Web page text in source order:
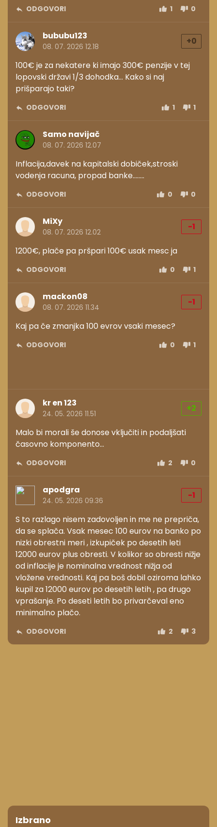
ODGOVORI 1 0
bububu123
08. 07. 2026 12.18
+0
100€ je za nekatere ki imajo 300€ penzije v tej
lopovski državi 1/3 dohodka... Kako si naj
prišparajo taki?
ODGOVORI 1 1
Samo navijač
08. 07. 2026 12.07
Inflacija,davek na kapitalski dobiček,stroski
vodenja racuna, propad banke........
ODGOVORI 0 0
MiXy
08. 07. 2026 12.02
-1
1200€, plače pa pršpari 100€ usak mesc ja
ODGOVORI 0 1
mackon08
08. 07. 2026 11.34
-1
Kaj pa če zmanjka 100 evrov vsaki mesec?
ODGOVORI 0 1
kr en 123
24. 05. 2026 11.51
+2
Malo bi morali še donose vključiti in podaljšati
časovno komponento...
ODGOVORI 2 0
apodgra
24. 05. 2026 09.36
-1
S to razlago nisem zadovoljen in me ne prepriča,
da se splača. Vsak mesec 100 eurov na banko po
nizki obrestni meri , izkupiček po desetih leti
12000 eurov plus obresti. V kolikor so obresti nižje
od inflacije je nominalna vrednost nižja od
vložene vrednosti. Kaj pa boš dobil oziroma lahko
kupil za 12000 eurov po desetih letih , pa drugo
vprašanje. Po deseti letih bo privarčeval eno
minimalno plačo.
ODGOVORI 2 3
Izbrano